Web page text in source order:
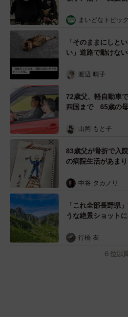
めらい 「痛いほど
まいどなトピック
「そのままにしと
い」道路で動けな
ようとした4日間
表の訴え
渡辺 晴子
72歳父、軽自動車
四国まで 65歳の
憩まで分刻み… 「大
山岡 もと子
83歳父が骨折で入
の病院生活があま
い！」→スケッチブ
すよ…」
中将 タカノリ
「これ全部長野県
うな絶景ショット
ったんだって気づい
行橋 友
６位以